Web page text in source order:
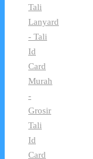
Tali
Lanyard
- Tali
Id
Card
Murah
-
Grosir
Tali
Id
Card